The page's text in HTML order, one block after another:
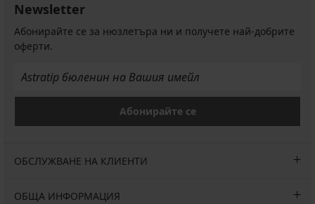
Newsletter
Абонирайте се за нюзлетъра ни и получете най-добрите
оферти.
Абонирайте се
ОБСЛУЖВАНЕ НА КЛИЕНТИ
ОБЩА ИНФОРМАЦИЯ